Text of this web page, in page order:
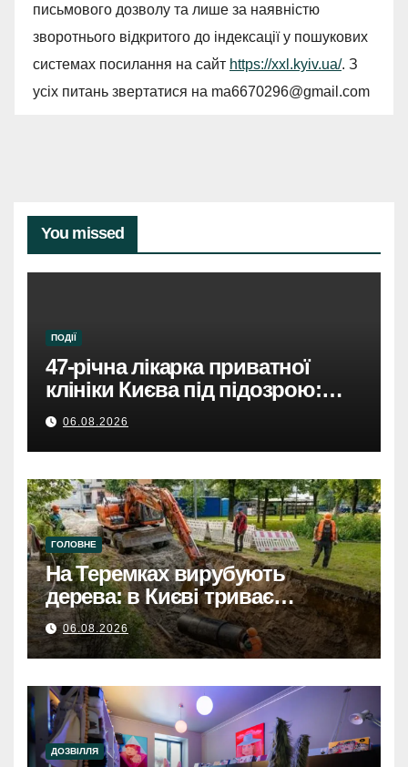
письмового дозволу та лише за наявністю
зворотнього відкритого до індексації у пошукових
системах посилання на сайт https://xxl.kyiv.ua/. З
усіх питань звертатися на ma6670296@gmail.com
You missed
ПОДІЇ
47-річна лікарка приватної
клініки Києва під підозрою:
недбалість поставила під
загрозу життя пацієнта
06.08.2026
ГОЛОВНЕ
На Теремках вирубують
дерева: в Києві триває
будівництво теплотраси
06.08.2026
ДОЗВІЛЛЯ